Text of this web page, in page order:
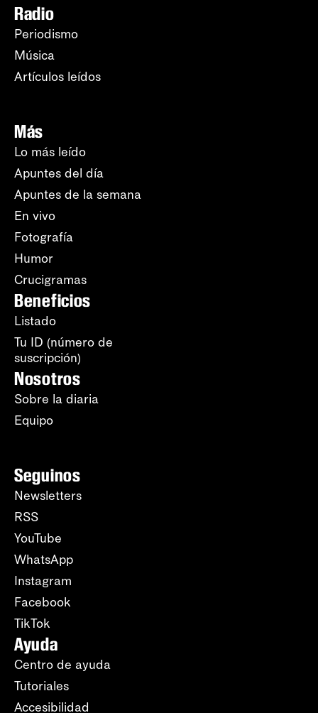
Radio
Periodismo
Música
Artículos leídos
Más
Lo más leído
Apuntes del día
Apuntes de la semana
En vivo
Fotografía
Humor
Crucigramas
Beneficios
Listado
Tu ID (número de
suscripción)
Nosotros
Sobre la diaria
Equipo
Seguinos
Newsletters
RSS
YouTube
WhatsApp
Instagram
Facebook
TikTok
Ayuda
Centro de ayuda
Tutoriales
Accesibilidad